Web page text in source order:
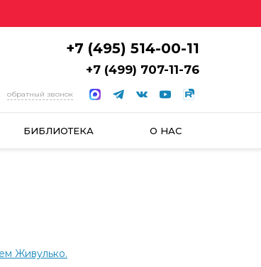
+7 (495) 514-00-11
+7 (499) 707-11-76
обратный звонок
БИБЛИОТЕКА О НАС
Живулько.